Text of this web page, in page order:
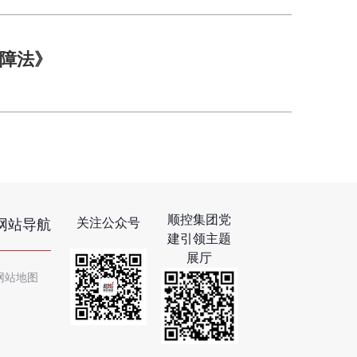
法》
站导航
站地图
关注公众号
顺控集团党
建引领主题
展厅